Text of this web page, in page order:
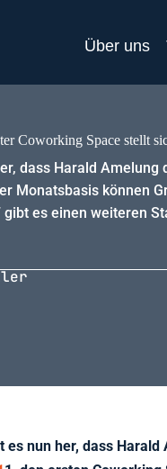
Über uns
Coworking Space stellt
dass Harald
Monatsbasis können
es einen weiteren
es nun her, dass